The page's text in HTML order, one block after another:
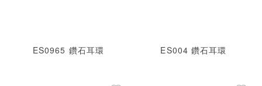
ES0965 鑽石耳環 ES004 鑽石耳環